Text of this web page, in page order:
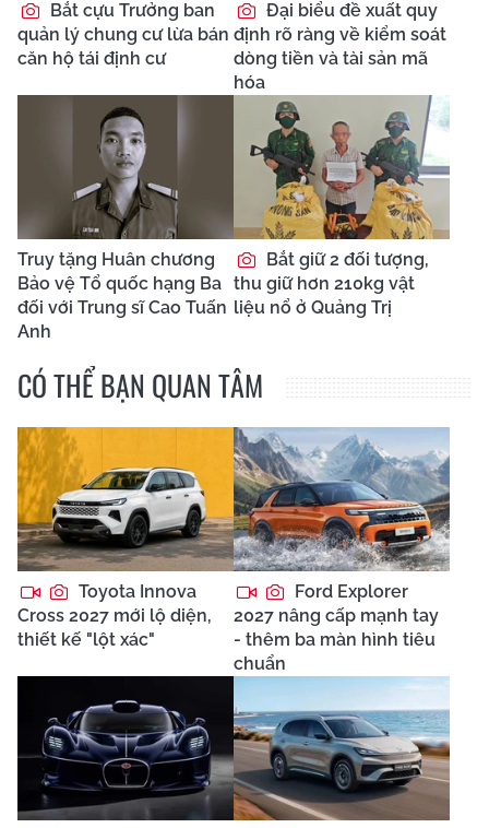
Bắt cựu Trưởng ban
quản lý chung cư lừa bán
căn hộ tái định cư
Đại biểu đề xuất quy
định rõ ràng về kiểm soát
dòng tiền và tài sản mã
hóa
Truy tặng Huân chương
Bảo vệ Tổ quốc hạng Ba
đối với Trung sĩ Cao Tuấn
Anh
Bắt giữ 2 đối tượng,
thu giữ hơn 210kg vật
liệu nổ ở Quảng Trị
CÓ THỂ BẠN QUAN TÂM
Toyota Innova
Cross 2027 mới lộ diện,
thiết kế "lột xác"
Ford Explorer
2027 nâng cấp mạnh tay
- thêm ba màn hình tiêu
chuẩn